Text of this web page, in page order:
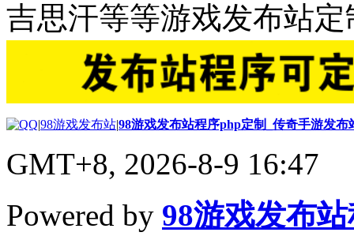
吉思汗等等游戏发布站定
|98游戏发布站|98游戏发布站程序php定制_传奇手游发
GMT+8, 2026-8-9 16:47
Powered by 98游戏发布